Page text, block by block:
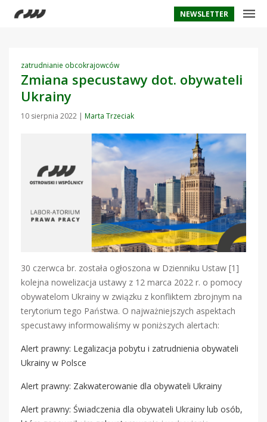
NEWSLETTER
zatrudnianie obcokrajowców
Zmiana specustawy dot. obywateli
Ukrainy
10 sierpnia 2022 | Marta Trzeciak
30 czerwca br. została ogłoszona w Dzienniku Ustaw [1]
kolejna nowelizacja ustawy z 12 marca 2022 r. o pomocy
obywatelom Ukrainy w związku z konfliktem zbrojnym na
terytorium tego Państwa. O najważniejszych aspektach
specustawy informowaliśmy w poniższych alertach:
Alert prawny: Legalizacja pobytu i zatrudnienia obywateli
Ukrainy w Polsce
Alert prawny: Zakwaterowanie dla obywateli Ukrainy
Alert prawny: Świadczenia dla obywateli Ukrainy lub osób,